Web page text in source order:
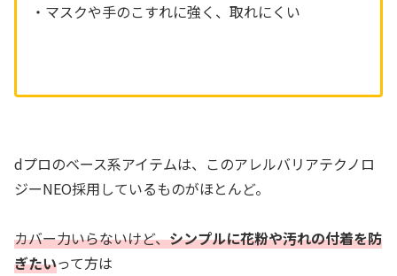
・マスクや手のこすれに強く、取れにくい
dプロのベース系アイテムは、このアレルバリアテクノロ
ジーNEO採用しているものがほとんど。
カバー力いらないけど、シンプルに花粉や汚れの付着を防
ぎたいって方は